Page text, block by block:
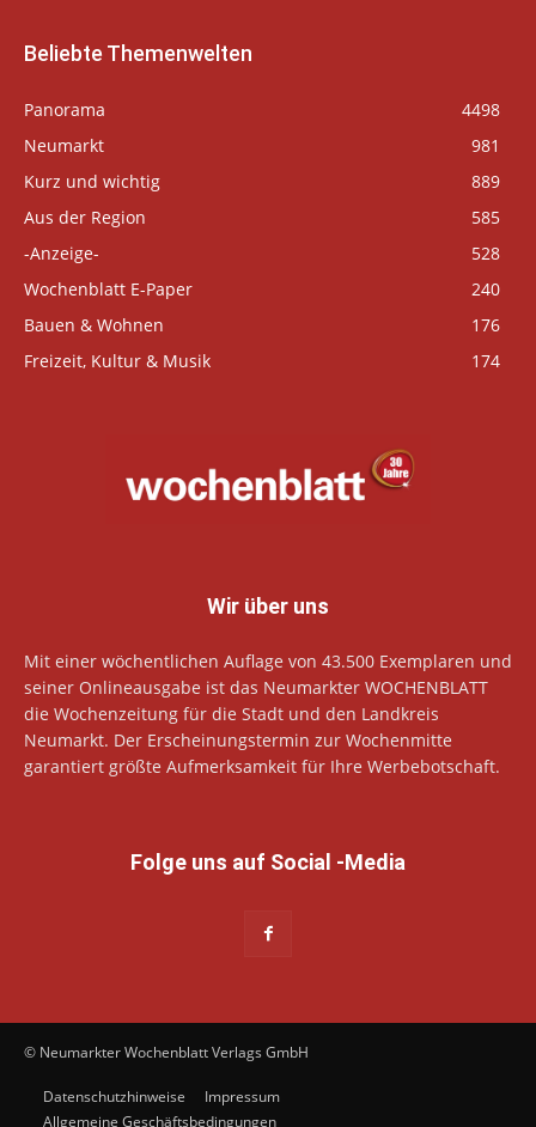
Beliebte Themenwelten
Panorama
4498
Neumarkt
981
Kurz und wichtig
889
Aus der Region
585
-Anzeige-
528
Wochenblatt E-Paper
240
Bauen & Wohnen
176
Freizeit, Kultur & Musik
174
Wir über uns
Mit einer wöchentlichen Auflage von 43.500 Exemplaren und
seiner Onlineausgabe ist das Neumarkter WOCHENBLATT
die Wochenzeitung für die Stadt und den Landkreis
Neumarkt. Der Erscheinungstermin zur Wochenmitte
garantiert größte Aufmerksamkeit für Ihre Werbebotschaft.
Folge uns auf Social -Media
© Neumarkter Wochenblatt Verlags GmbH
Datenschutzhinweise
Impressum
Allgemeine Geschäftsbedingungen